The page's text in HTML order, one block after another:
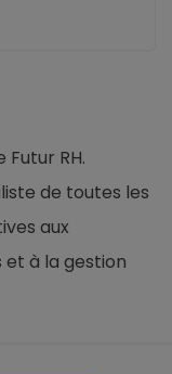
RH.
de toutes les
aux
et à la gestion